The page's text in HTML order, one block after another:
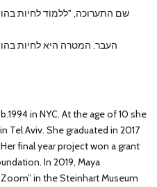
שם התערוכה, "ללמוד לחיות
in NYC. At the age of 10 she
Tel Aviv. She graduated in 2017
final year project won a grant
In 2019, Maya
in the Steinhart Museum